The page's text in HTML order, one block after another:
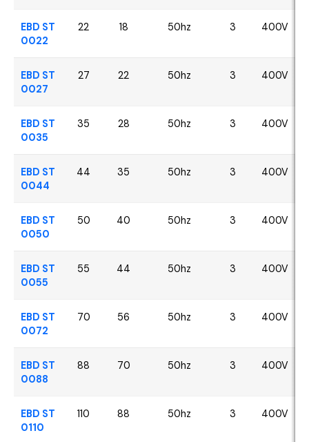
EBD ST
0022
22 18 50hz 3 400V
EBD ST
0027
27 22 50hz 3 400V
EBD ST
0035
35 28 50hz 3 400V
EBD ST
0044
44 35 50hz 3 400V
EBD ST
0050
50 40 50hz 3 400V
EBD ST
0055
55 44 50hz 3 400V
EBD ST
0072
70 56 50hz 3 400V
EBD ST
0088
88 70 50hz 3 400V
EBD ST
0110
110 88 50hz 3 400V